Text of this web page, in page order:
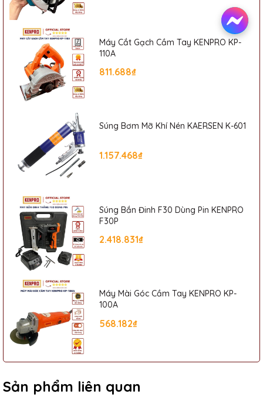
Máy Cắt Gạch Cầm Tay KENPRO KP-
110A
811.688₫
Súng Bơm Mỡ Khí Nén KAERSEN K-601
1.157.468₫
Súng Bắn Đinh F30 Dùng Pin KENPRO
F30P
2.418.831₫
Máy Mài Góc Cầm Tay KENPRO KP-
100A
568.182₫
Sản phẩm liên quan